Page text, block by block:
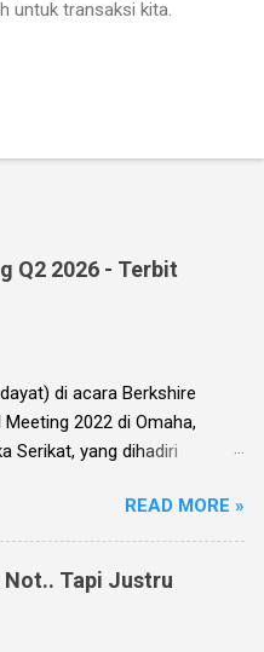
untuk transaksi kita.
Q2 2026 - Terbit
di acara Berkshire
2022 di Omaha,
Serikat, yang dihadiri
Alm. Charlie Munger. Dear
setiap kuartal alias tiga
membuat Ebook
(EIP, dengan format PDF)
analisis fundamental
READ MORE »
Not.. Tapi Justru